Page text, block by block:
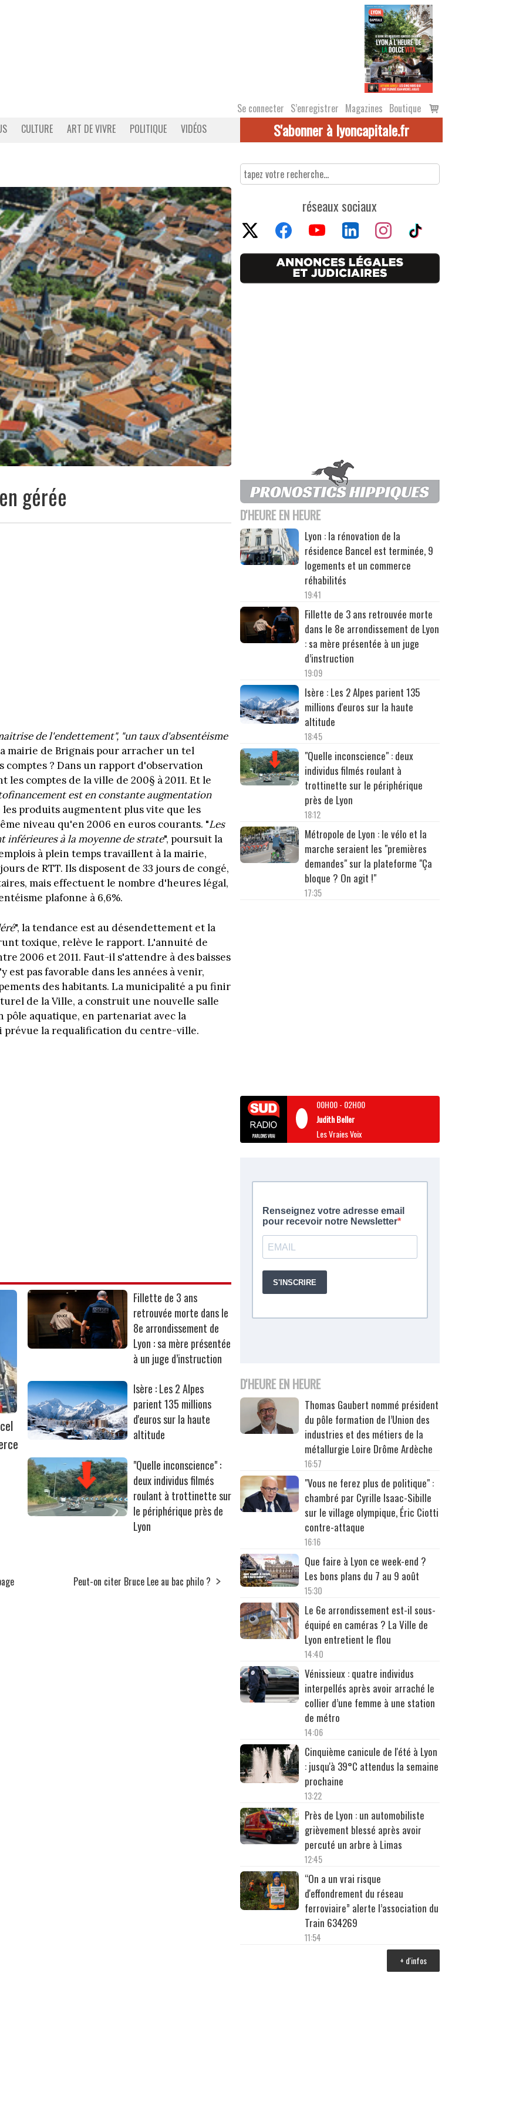
Se connecter S’enregistrer Magazines Boutique
Voir
le
CULTURE ART DE VIVRE POLITIQUE VIDÉOS S'abonner à lyoncapitale.fr
gérée
de l'endettement", "un taux d'absentéisme
mairie de Brignais pour arracher un tel
comptes ? Dans un rapport d'observation
comptes de la ville de 200§ à 2011. Et le
est en constante augmentation
produits augmentent plus vite que les
niveau qu'en 2006 en euros courants. "Les
inférieures à la moyenne de strate", poursuit la
à plein temps travaillent à la mairie,
de RTT. Ils disposent de 33 jours de congé,
mais effectuent le nombre d'heures légal,
plafonne à 6,6%.
", la tendance est au désendettement et la
toxique, relève le rapport. L'annuité de
2006 et 2011. Faut-il s'attendre à des baisses
est pas favorable dans les années à venir,
des habitants. La municipalité a pu finir
de la Ville, a construit une nouvelle salle
aquatique, en partenariat avec la
prévue la requalification du centre-ville.
Fillette de 3 ans
retrouvée morte dans le
8e arrondissement de
Lyon : sa mère présentée
à un juge d’instruction
Isère : Les 2 Alpes
parient 135 millions
d'euros sur la haute
altitude
"Quelle inconscience" :
deux individus filmés
roulant à trottinette sur
le périphérique près de
Lyon
Peut-on citer Bruce Lee au bac philo ?
réseaux sociaux
D'HEURE EN HEURE
Lyon : la rénovation de la
résidence Bancel est terminée, 9
logements et un commerce
réhabilités
19:41
Fillette de 3 ans retrouvée morte
dans le 8e arrondissement de Lyon
: sa mère présentée à un juge
d’instruction
19:09
Isère : Les 2 Alpes parient 135
millions d'euros sur la haute
altitude
18:45
"Quelle inconscience" : deux
individus filmés roulant à
trottinette sur le périphérique
près de Lyon
18:12
Métropole de Lyon : le vélo et la
marche seraient les "premières
demandes" sur la plateforme "Ça
bloque ? On agit !"
17:35
00H00- 02H00
Judith Beller
Les Vraies Voix
D'HEURE EN HEURE
Thomas Gaubert nommé président
du pôle formation de l’Union des
industries et des métiers de la
métallurgie Loire Drôme Ardèche
16:57
"Vous ne ferez plus de politique" :
chambré par Cyrille Isaac-Sibille
sur le village olympique, Éric Ciotti
contre-attaque
16:16
Que faire à Lyon ce week-end ?
Les bons plans du 7 au 9 août
15:30
Le 6e arrondissement est-il sous-
équipé en caméras ? La Ville de
Lyon entretient le flou
14:40
Vénissieux : quatre individus
interpellés après avoir arraché le
collier d’une femme à une station
de métro
14:06
Cinquième canicule de l'été à Lyon
: jusqu'à 39°C attendus la semaine
prochaine
13:22
Près de Lyon : un automobiliste
grièvement blessé après avoir
percuté un arbre à Limas
12:45
“On a un vrai risque
d'effondrement du réseau
ferroviaire” alerte l’association du
Train 634269
11:54
+ d'infos